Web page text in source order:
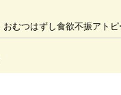
おむつはずし食欲不振アトピ